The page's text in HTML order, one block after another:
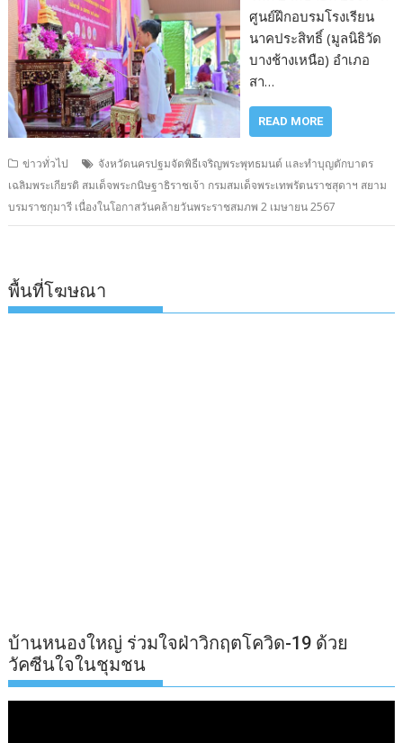
ศูนย์ฝึกอบรมโรงเรียน
นาคประสิทธิ์ (มูลนิธิวัด
บางช้างเหนือ) อำเภอ
สา…
READ MORE
ข่าวทั่วไป
จังหวัดนครปฐมจัดพิธีเจริญพระพุทธมนต์ และทำบุญตักบาตร
เฉลิมพระเกียรติ สมเด็จพระกนิษฐาธิราชเจ้า กรมสมเด็จพระเทพรัตนราชสุดาฯ สยาม
บรมราชกุมารี เนื่องในโอกาสวันคล้ายวันพระราชสมภพ 2 เมษายน 2567
พื้นที่โฆษณา
บ้านหนองใหญ่ ร่วมใจฝ่าวิกฤตโควิด-19 ด้วย
วัคซีนใจในชุมชน